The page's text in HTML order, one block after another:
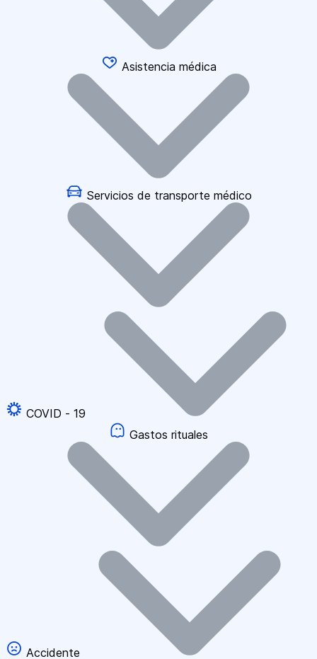
Asistencia médica
Servicios de transporte médico
COVID - 19
Gastos rituales
Accidente